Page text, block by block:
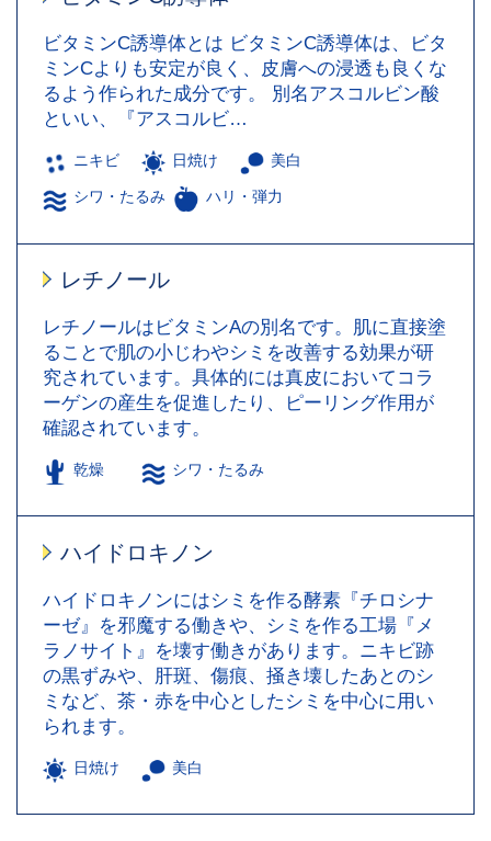
ビタミンC誘導体とは ビタミンC誘導体は、ビタ
ミンCよりも安定が良く、皮膚への浸透も良くな
るよう作られた成分です。 別名アスコルビン酸
といい、『アスコルビ…
ニキビ 日焼け 美白
シワ・たるみ ハリ・弾力
レチノール
レチノールはビタミンAの別名です。肌に直接塗
ることで肌の小じわやシミを改善する効果が研
究されています。具体的には真皮においてコラ
ーゲンの産生を促進したり、ピーリング作用が
確認されています。
乾燥 シワ・たるみ
ハイドロキノン
ハイドロキノンにはシミを作る酵素『チロシナ
ーゼ』を邪魔する働きや、シミを作る工場『メ
ラノサイト』を壊す働きがあります。ニキビ跡
の黒ずみや、肝斑、傷痕、掻き壊したあとのシ
ミなど、茶・赤を中心としたシミを中心に用い
られます。
日焼け 美白